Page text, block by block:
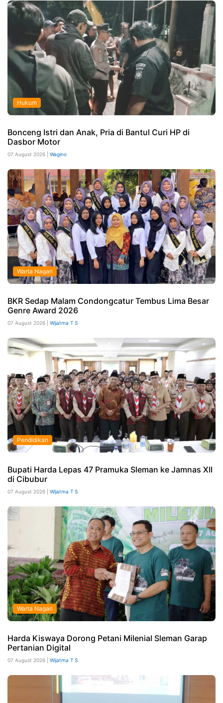
Hukum
Bonceng Istri dan Anak, Pria di Bantul Curi HP di
Dasbor Motor
07 August 2026 | Wagino
Warta Nagari
BKR Sedap Malam Condongcatur Tembus Lima Besar
Genre Award 2026
07 August 2026 | Wijatma T S
Pendidikan
Bupati Harda Lepas 47 Pramuka Sleman ke Jamnas XII
di Cibubur
07 August 2026 | Wijatma T S
Warta Nagari
Harda Kiswaya Dorong Petani Milenial Sleman Garap
Pertanian Digital
07 August 2026 | Wijatma T S